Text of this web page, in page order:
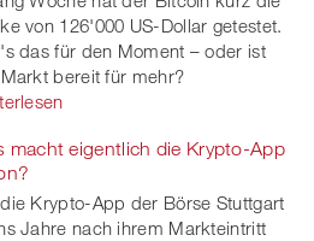
von 126'000 US-Dollar getestet.
das für den Moment – oder ist
bereit für mehr?
macht eigentlich die Krypto-App
Krypto-App der Börse Stuttgart
Jahre nach ihrem Markteintritt